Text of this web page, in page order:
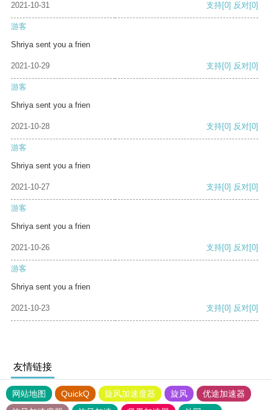
2021-10-31 支持[0] 反对[0]
游客
Shriya sent you a frien
2021-10-29 支持[0] 反对[0]
游客
Shriya sent you a frien
2021-10-28 支持[0] 反对[0]
游客
Shriya sent you a frien
2021-10-27 支持[0] 反对[0]
游客
Shriya sent you a frien
2021-10-26 支持[0] 反对[0]
游客
Shriya sent you a frien
2021-10-23 支持[0] 反对[0]
友情链接
网站地图 QuickQ 旋风加速度器 旋风
优途加速器